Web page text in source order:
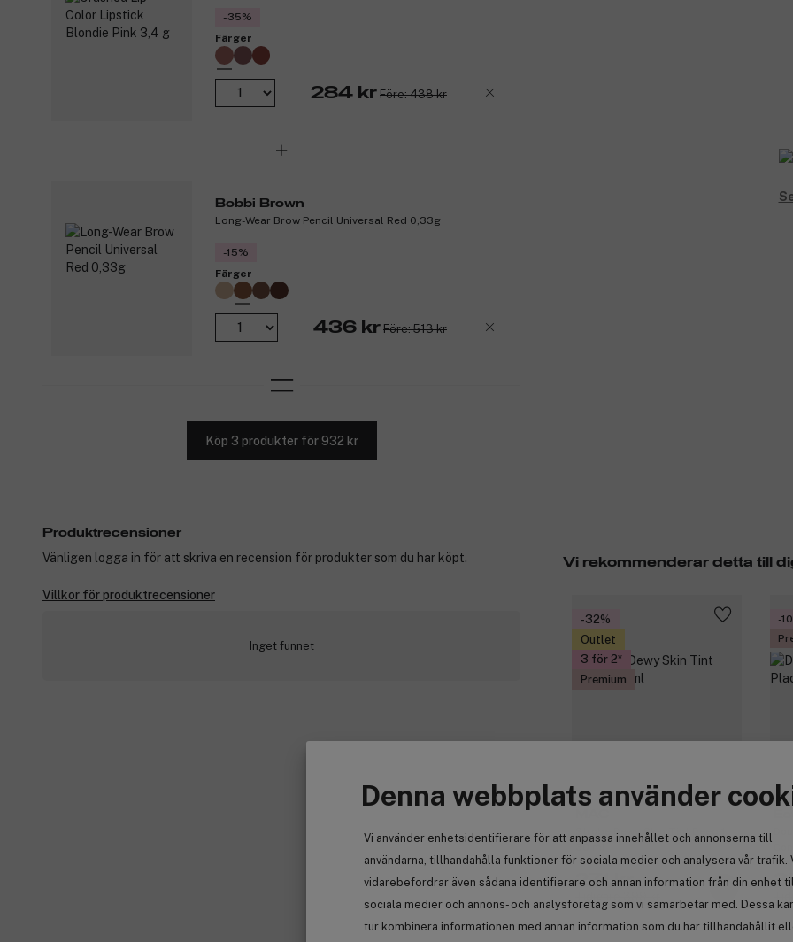
Denna webbplats använder
Vi använder enhetsidentifierare för att anpassa innehållet och annonserna till
användarna, tillhandahålla funktioner för sociala medier och analysera vår trafik.
vidarebefordrar även sådana identifierare och annan information från din enhet
sociala medier och annons- och analysföretag som vi samarbetar med. Dessa
tur kombinera informationen med annan information som du har tillhandahållit
-35%
Färger
284 kr Före: 438 kr
Bobbi Brown
Long-Wear Brow Pencil Universal Red 0,33g
-15%
Färger
436 kr Före: 513 kr
Köp 3 produkter för 932 kr
Vi rekommenderar detta till
-32%
Outlet
3 för 2
Premium
Strobe Dewy Skin Tint Deep 1
30 ml
271 kr
Tidigare 399 kr
-
Produktrecensioner
Vänligen logga in för att skriva en recension för produkter som du har köpt.
Villkor för produktrecensioner
Inget funnet